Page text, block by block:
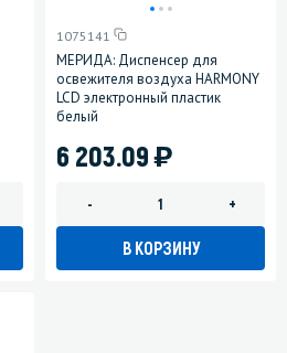
1075141
МЕРИДА: Диспенсер для
освежителя воздуха HARMONY
LCD электронный пластик
белый
6 203.09)
- +
В КОРЗИНУ